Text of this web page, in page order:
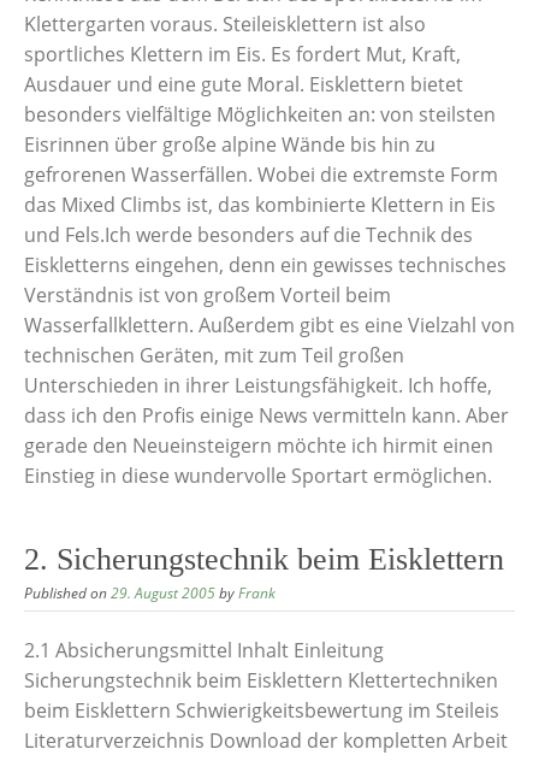
Klettergarten voraus. Steileisklettern ist also
sportliches Klettern im Eis. Es fordert Mut, Kraft,
Ausdauer und eine gute Moral. Eisklettern bietet
besonders vielfältige Möglichkeiten an: von steilsten
Eisrinnen über große alpine Wände bis hin zu
gefrorenen Wasserfällen. Wobei die extremste Form
das Mixed Climbs ist, das kombinierte Klettern in Eis
und Fels.Ich werde besonders auf die Technik des
Eiskletterns eingehen, denn ein gewisses technisches
Verständnis ist von großem Vorteil beim
Wasserfallklettern. Außerdem gibt es eine Vielzahl von
technischen Geräten, mit zum Teil großen
Unterschieden in ihrer Leistungsfähigkeit. Ich hoffe,
dass ich den Profis einige News vermitteln kann. Aber
gerade den Neueinsteigern möchte ich hirmit einen
Einstieg in diese wundervolle Sportart ermöglichen.
2. Sicherungstechnik beim Eisklettern
Published on29. August 2005byFrank
2.1 Absicherungsmittel Inhalt Einleitung
Sicherungstechnik beim Eisklettern Klettertechniken
beim Eisklettern Schwierigkeitsbewertung im Steileis
Literaturverzeichnis Download der kompletten Arbeit